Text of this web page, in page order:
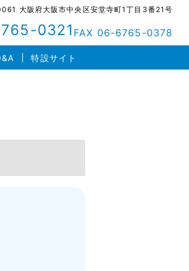
特設サイト
大阪府大阪市中央区安堂寺町1丁目3番21号
0321 FAX 06-6765-0378